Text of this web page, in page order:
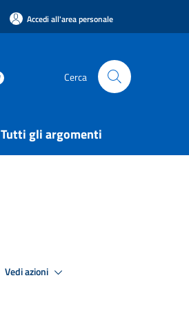
Accedi all'area personale
Cerca
Tutti gli argomenti
Vedi azioni